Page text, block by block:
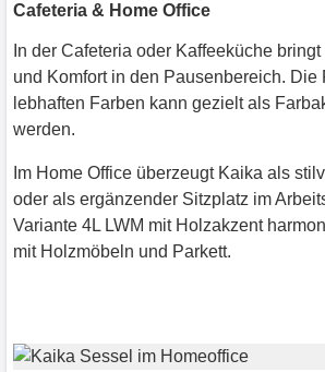
Cafeteria & Home Office
In der Cafeteria oder Kaffeeküche
und Komfort in den Pausenbereich. Die
lebhaften Farben kann gezielt als
werden.
Im Home Office überzeugt Kaika als
oder als ergänzender Sitzplatz im
Variante 4L LWM mit Holzakzent
mit Holzmöbeln und Parkett.